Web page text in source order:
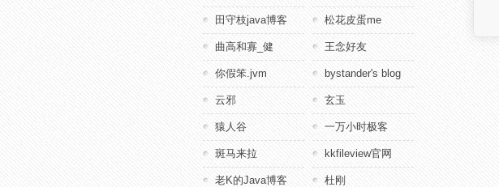
田守枝java博客 松花皮蛋me
曲高和寡_健 王念好友
你假笨.jvm bystander's blog
云邪 玄玉
猿人谷 一万小时极客
斑马来拉 kkfileview官网
老K的Java博客 杜刚